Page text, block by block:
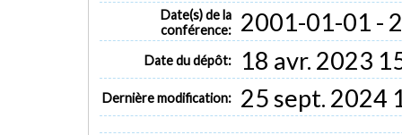
Date(s) de la
conférence:
2001-01-01 -
Date du dépôt: 18 avr. 2023
Dernière modification: 25 sept. 2024